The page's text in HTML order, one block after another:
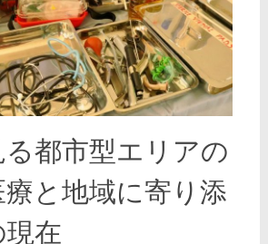
る都市型エリアの
と地域に寄り添
現在